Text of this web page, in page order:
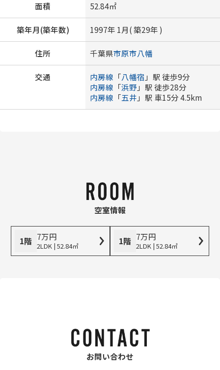
面積 52.84㎡
築年月(築年数) 1997年 1月( 築29年 )
住所 千葉県市原市八幡
交通 内房線 「八幡宿 」駅 徒歩9分
内房線 「浜野 」駅 徒歩28分
内房線 「五井 」駅 車15分 4.5km
空室情報
1階 7万円
2LDK | 52.84㎡ 1階 7万円
2LDK | 52.84㎡
お問い合わせ